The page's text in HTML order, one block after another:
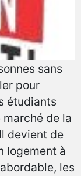
sans
pour
étudiants
marché de la
devient de
logement à
les